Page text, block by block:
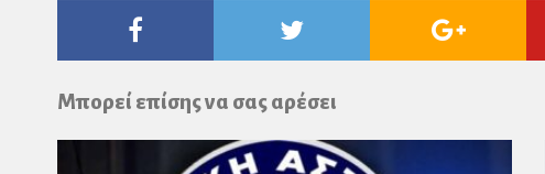
Twitter
Google
Μπορεί επίσης να σας αρέσει